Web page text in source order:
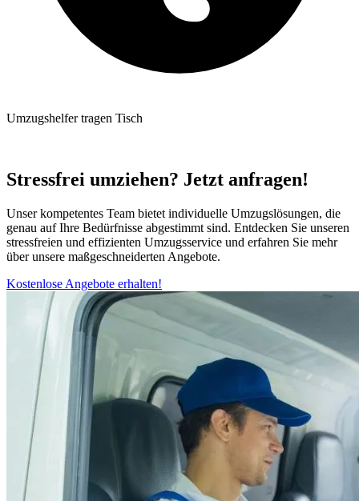
Umzugshelfer tragen Tisch
Stressfrei umziehen? Jetzt anfragen!
Unser kompetentes Team bietet individuelle Umzugslösungen, die
genau auf Ihre Bedürfnisse abgestimmt sind. Entdecken Sie unseren
stressfreien und effizienten Umzugsservice und erfahren Sie mehr
über unsere maßgeschneiderten Angebote.
Kostenlose Angebote erhalten!